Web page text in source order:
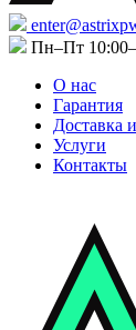
Пн–Пт
О нас
Гарантия
Доставка
Услуги
Контакты